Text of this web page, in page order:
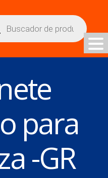
para
-GR